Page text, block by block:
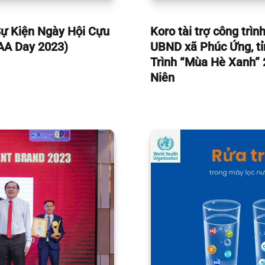
Kiện Ngày Hội Cựu
Day 2023)
Koro tài trợ công
UBND xã Phúc Ứng,
Trình “Mùa Hè
Niên